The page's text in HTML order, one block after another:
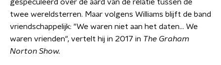
gespeculeerd over de aard van de relatie tussen de
twee wereldsterren. Maar volgens Williams blijft de band
vriendschappelijk: "We waren niet aan het daten... We
waren vrienden", vertelt hij in 2017 in The Graham
Norton Show.